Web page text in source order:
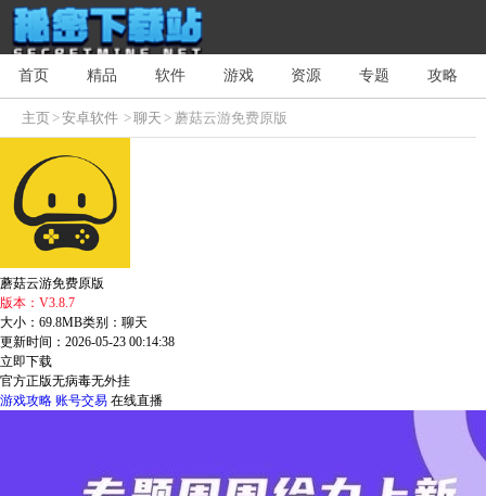
首页 精品 软件 游戏 资源 专题 攻略
主页>安卓软件 >聊天 > 蘑菇云游免费原版
蘑菇云游免费原版
版本：V3.8.7
大小：69.8MB类别：聊天
更新时间：2026-05-23 00:14:38
立即下载
官方正版无病毒无外挂
游戏攻略 账号交易 在线直播